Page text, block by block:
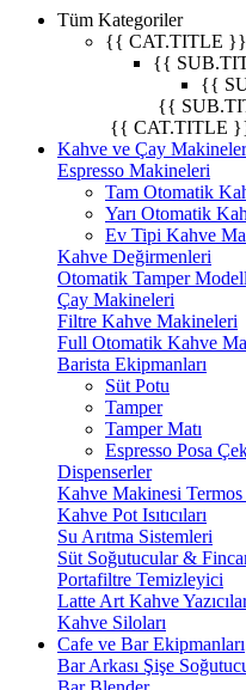
Tüm Kategoriler
{{ CAT.TITLE }}
{{
{{
{{
{{ CAT.TITLE
Kahve ve Çay
Espresso Makineleri
Tam Otomatik
Yarı Otomatik
Ev Tipi Kahve
Kahve Değirmenleri
Otomatik Tamper
Çay Makineleri
Filtre Kahve Makineleri
Full Otomatik Kahve
Barista Ekipmanları
Süt Potu
Tamper
Tamper Matı
Espresso Posa
Dispenserler
Kahve Makinesi
Kahve Pot Isıtıcıları
Su Arıtma Sistemleri
Süt Soğutucular &
Portafiltre Temizleyici
Latte Art Kahve
Kahve Siloları
Cafe ve Bar Ekipmanları
Bar Arkası Şişe